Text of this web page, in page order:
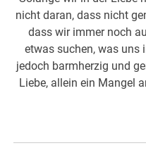
nicht daran, dass nicht
dass wir immer noch
etwas suchen, was uns
jedoch barmherzig und
Liebe, allein ein Mangel